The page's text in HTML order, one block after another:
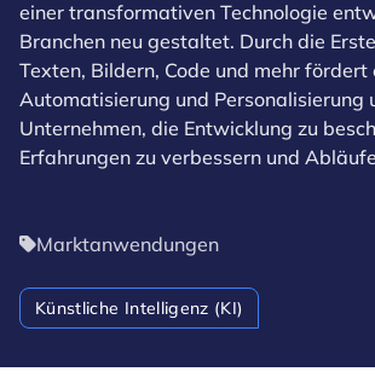
einer transformativen Technologie
Branchen neu gestaltet. Durch die
Texten, Bildern, Code und mehr fördert
Automatisierung und Personalisierung
Unternehmen, die Entwicklung zu
Erfahrungen zu verbessern und
Marktanwendungen
Künstliche Intelligenz (KI)